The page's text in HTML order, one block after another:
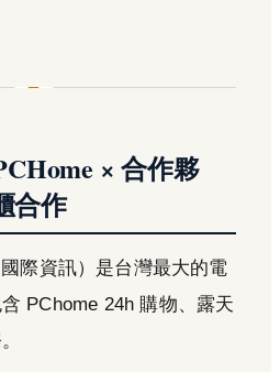
× 合作夥
合作
際資訊）是台灣最大的電
PChome 24h 購物、露天